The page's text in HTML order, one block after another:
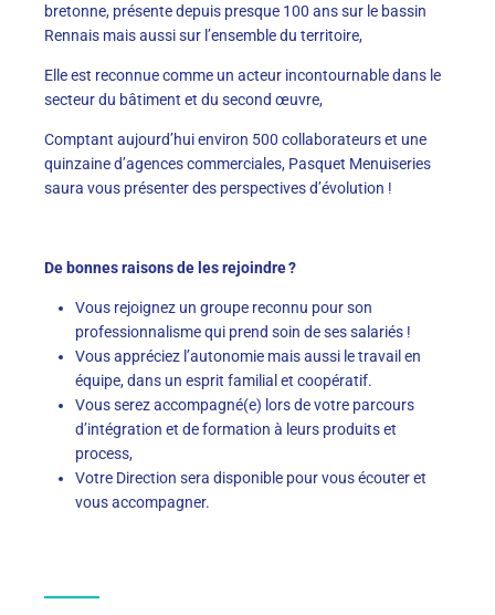
bretonne, présente depuis presque 100 ans sur le bassin
Rennais mais aussi sur l’ensemble du territoire,
Elle est reconnue comme un acteur incontournable dans le
secteur du bâtiment et du second œuvre,
Comptant aujourd’hui environ 500 collaborateurs et une
quinzaine d’agences commerciales, Pasquet Menuiseries
saura vous présenter des perspectives d’évolution !
De bonnes raisons de les rejoindre ?
Vous rejoignez un groupe reconnu pour son
professionnalisme qui prend soin de ses salariés !
Vous appréciez l’autonomie mais aussi le travail en
équipe, dans un esprit familial et coopératif.
Vous serez accompagné(e) lors de votre parcours
d’intégration et de formation à leurs produits et
process,
Votre Direction sera disponible pour vous écouter et
vous accompagner.